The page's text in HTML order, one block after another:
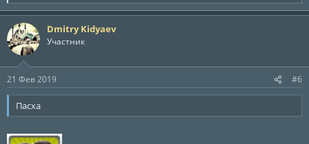
е
а
к
ц
и
:
Dmitry Kidyaev
Участник
21 Фев 2019 #6
Пасха